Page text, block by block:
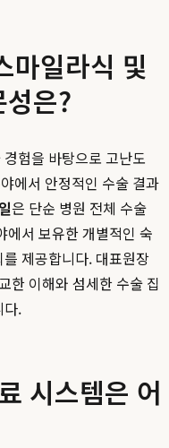
마일라식 및
은?
험을 바탕으로 고난도
에서 안정적인 수술 결과
은 단순 병원 전체 수술
에서 보유한 개별적인 숙
제공합니다. 대표원장
한 이해와 섬세한 수술 집
다.
시스템은 어